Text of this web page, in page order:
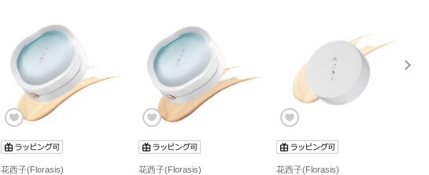
花西子(Florasis) 花西子(Florasis) 花西子(Florasis)